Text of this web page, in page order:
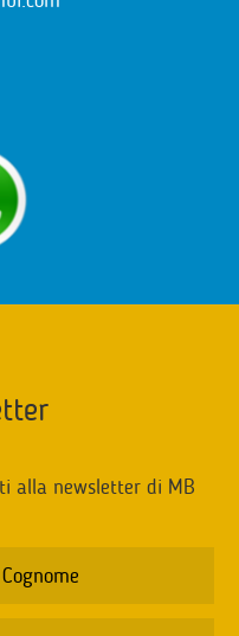
alla newsletter di MB